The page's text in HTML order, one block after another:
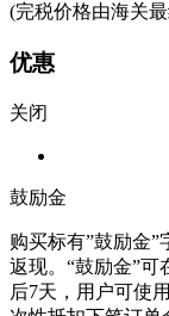
(完税价格由海关
优惠
关闭
鼓励金
购买标有”鼓励金
返现。“鼓励金”可
后7天，用户可使